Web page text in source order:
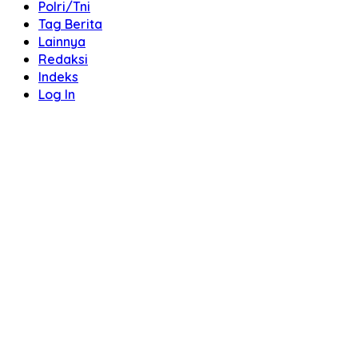
Polri/Tni
Tag Berita
Lainnya
Redaksi
Indeks
Log In